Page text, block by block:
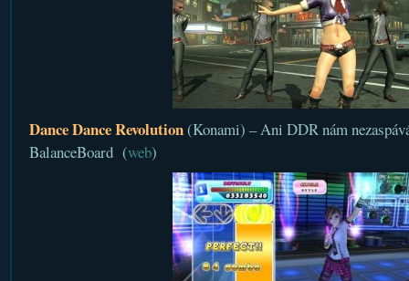
Dance Dance Revolution(Konami) – Ani DDR nám
BalanceBoard (web)